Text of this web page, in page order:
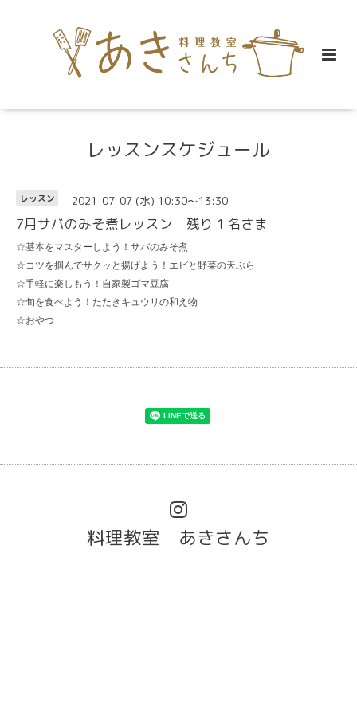
レッスンスケジュール
レッスン 2021-07-07 (水) 10:30～13:30
7月サバのみそ煮レッスン 残り１名さま
☆基本をマスターしよう！サバのみそ煮
☆コツを掴んでサクッと揚げよう！エビと野菜の天ぷら
☆手軽に楽しもう！自家製ゴマ豆腐
☆旬を食べよう！たたきキュウリの和え物
☆おやつ
料理教室 あきさんち